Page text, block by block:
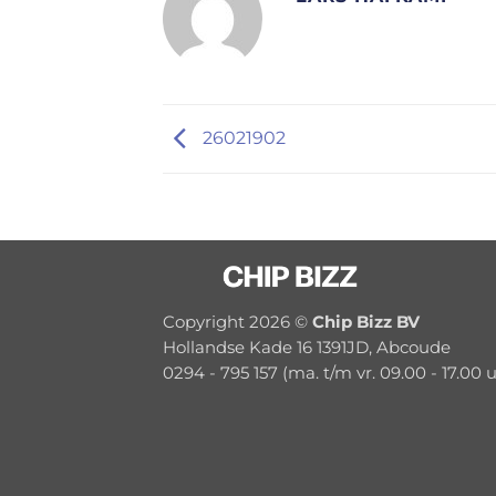
26021902
Copyright 2026 © Chip Bizz BV
Hollandse Kade 16 1391JD, Abcoude
0294 - 795 157 (ma. t/m vr. 09.00 - 17.00